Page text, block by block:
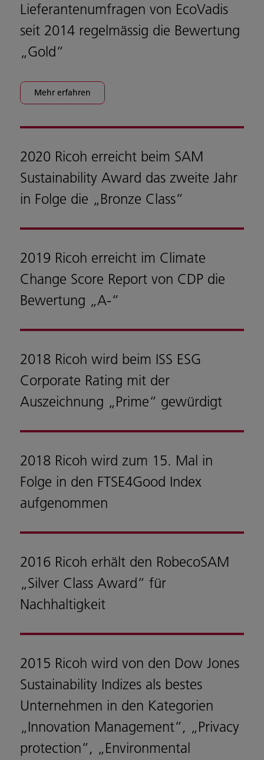
Lieferantenumfragen von EcoVadis
seit 2014 regelmässig die Bewertung
„Gold“
Mehr erfahren
2020 Ricoh erreicht beim SAM
Sustainability Award das zweite Jahr
in Folge die „Bronze Class“
2019 Ricoh erreicht im Climate
Change Score Report von CDP die
Bewertung „A-“
2018 Ricoh wird beim ISS ESG
Corporate Rating mit der
Auszeichnung „Prime“ gewürdigt
2018 Ricoh wird zum 15. Mal in
Folge in den FTSE4Good Index
aufgenommen
2016 Ricoh erhält den RobecoSAM
„Silver Class Award“ für
Nachhaltigkeit
2015 Ricoh wird von den Dow Jones
Sustainability Indizes als bestes
Unternehmen in den Kategorien
„Innovation Management“, „Privacy
protection“, „Environmental